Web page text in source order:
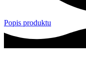
Popis produktu